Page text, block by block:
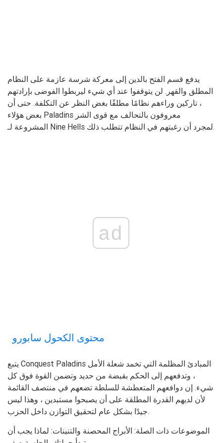
يدفع قسم الفتح بالدين إلى معركة شرسة عازمة على النظام
المطلق والقهر. لن يتوقفوا عند أي شيء ليربطوا الفوضى بإرادتهم
، تاركين وراءهم نظامًا مطلقًا بغض النظر عن التكلفة. حتى أن
بعض هؤلاء Paladins معروفون بالتحالف مع قوى الشر
المشروعة لـ Nine Hells لمجرد أن رغبتهم في النظام تتطلب ذلك.
ad
محتوى الكحول سابورو
يتبع Conquest Paladins المبادئ المظلمة التي تخمد شعلة الأمل
، وتدفعهم إلى الحكم بقبضة من حديد وتضمن القوة فوق كل
شيء. إن دوافعهم المتعطشة للسلطة تضعهم في منتصف القائمة
لأن لديهم القدرة المطلقة على أن يصبحوا مستبدين ، وهذا ليس
جيدًا بشكل عام لتحقيق التوازن داخل الحزب.
الموضوعات ذات الصلة: الأبراج المحصنة والتنينات: لماذا يجب أن